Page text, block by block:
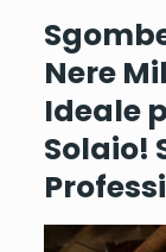
Nere
Ideale
Solaio!